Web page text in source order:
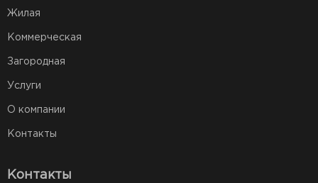
Жилая
Коммерческая
Загородная
Услуги
О компании
Контакты
Контакты